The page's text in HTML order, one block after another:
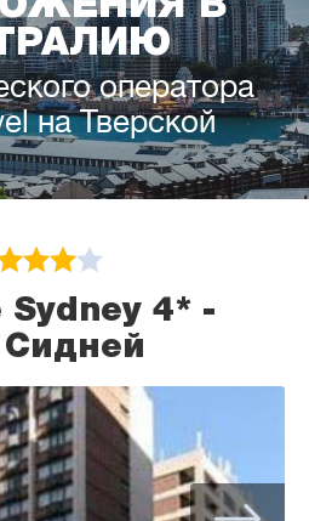
оператора
на Тверской
Sydney 4* -
Сидней